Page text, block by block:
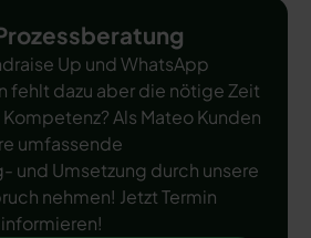
Up und WhatsApp
fehlt dazu aber die nötige Zeit
Als Mateo Kunden
umfassende
und Umsetzung durch unsere
nehmen! Jetzt Termin